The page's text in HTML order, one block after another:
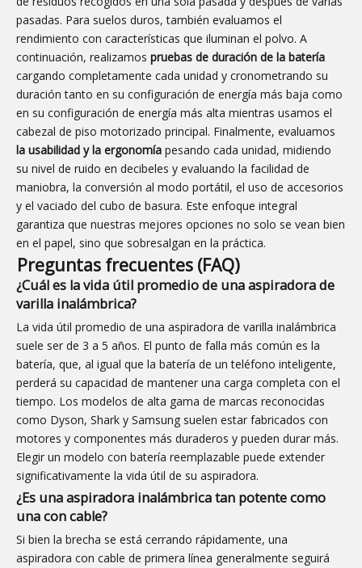
pasadas. Para suelos duros, también evaluamos el
rendimiento con características que iluminan el polvo. A
continuación, realizamos pruebas de duración de la batería
cargando completamente cada unidad y cronometrando su
duración tanto en su configuración de energía más baja como
en su configuración de energía más alta mientras usamos el
cabezal de piso motorizado principal. Finalmente, evaluamos
la usabilidad y la ergonomía pesando cada unidad, midiendo
su nivel de ruido en decibeles y evaluando la facilidad de
maniobra, la conversión al modo portátil, el uso de accesorios
y el vaciado del cubo de basura. Este enfoque integral
garantiza que nuestras mejores opciones no solo se vean bien
en el papel, sino que sobresalgan en la práctica.
Preguntas frecuentes (FAQ)
¿Cuál es la vida útil promedio de una aspiradora de
varilla inalámbrica?
La vida útil promedio de una aspiradora de varilla inalámbrica
suele ser de 3 a 5 años. El punto de falla más común es la
batería, que, al igual que la batería de un teléfono inteligente,
perderá su capacidad de mantener una carga completa con el
tiempo. Los modelos de alta gama de marcas reconocidas
como Dyson, Shark y Samsung suelen estar fabricados con
motores y componentes más duraderos y pueden durar más.
Elegir un modelo con batería reemplazable puede extender
significativamente la vida útil de su aspiradora.
¿Es una aspiradora inalámbrica tan potente como
una con cable?
Si bien la brecha se está cerrando rápidamente, una
aspiradora con cable de primera línea generalmente seguirá